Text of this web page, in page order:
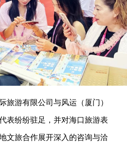
旅游有限公司与风运（厦门）
表纷纷驻足，并对海口旅游表
文旅合作展开深入的咨询与洽